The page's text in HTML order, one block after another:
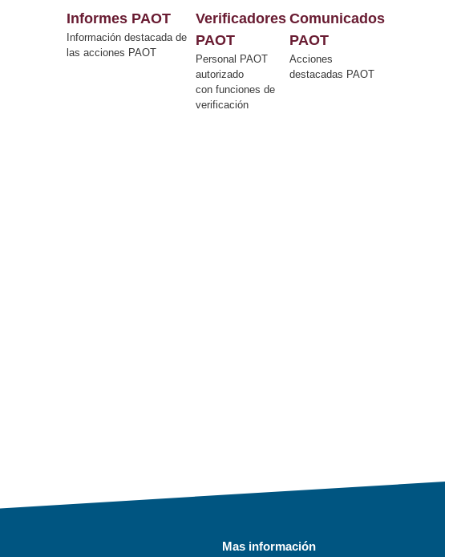
Informes PAOT
Información destacada de
las acciones PAOT
Verificadores
PAOT
Personal PAOT
autorizado
con funciones de
verificación
Comunicados
PAOT
Acciones
destacadas PAOT
Mas información